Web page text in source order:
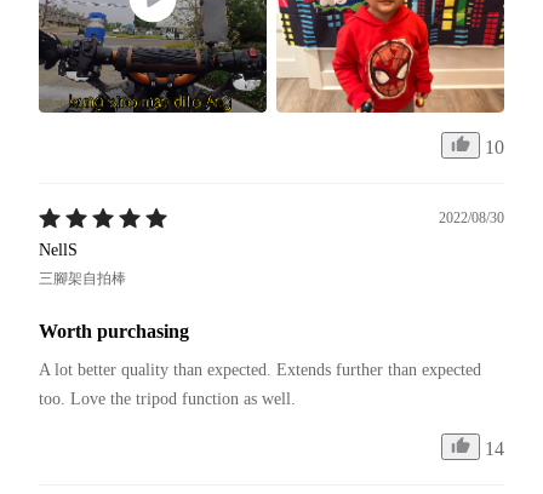
10
2022/08/30
NellS
三腳架自拍棒
Worth purchasing
A lot better quality than expected. Extends further than expected
too. Love the tripod function as well.
14